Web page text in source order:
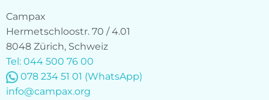
Campax
Hermetschloostr. 70 / 4.01
8048 Zürich, Schweiz
Tel: 044 500 76 00
078 234 51 01 (WhatsApp)
info@campax.org